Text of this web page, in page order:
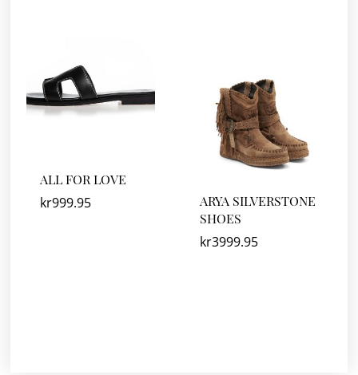
ALL FOR LOVE
kr999.95
ARYA SILVERSTONE
SHOES
kr3999.95